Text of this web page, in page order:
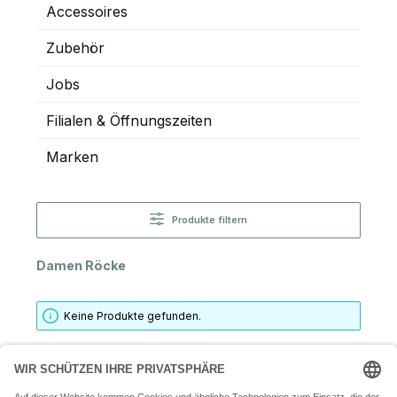
Accessoires
Zubehör
Jobs
Filialen & Öffnungszeiten
Marken
Produkte filtern
Damen Röcke
Keine Produkte gefunden.